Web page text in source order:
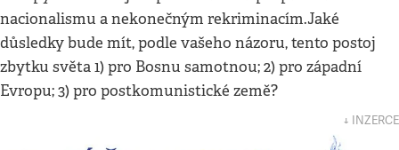
nacionalismu a nekonečným rekriminacím.Jaké
důsledky bude mít, podle vašeho názoru, tento postoj
zbytku světa 1) pro Bosnu samotnou; 2) pro západní
Evropu; 3) pro postkomunistické země?
↓ INZERCE